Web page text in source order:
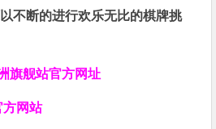
不断的进行欢乐无比的棋牌挑
旗舰站官方网址
方网站